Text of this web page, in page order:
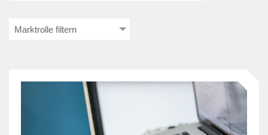
Varianten, Einbindung und technische
Video Calls können als direkte 1:1-Verbindung, als
geplanter Termin oder als spontan gestartete
Gruppenbesprechung organisiert sein. Je nach Plattform
erfolgt die Nutzung im Browser, in einer installierten
Marktrolle filtern